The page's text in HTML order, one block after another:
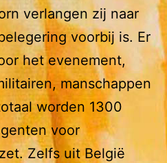
verlangen zij naar
voorbij is. Er
het evenement,
manschappen
worden 1300
voor
Zelfs uit België